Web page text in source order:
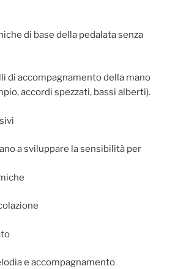
di base della pedalata senza
di accompagnamento della mano
accordi spezzati, bassi alberti).
a sviluppare la sensibilità per
e accompagnamento